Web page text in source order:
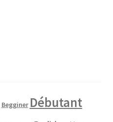
Begginer Débutant